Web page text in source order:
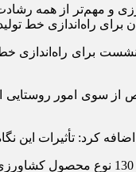
برای راه‌اندازی خط
برای راه‌اندازی
از سوی امور روستایی
کرد: تأثیرات